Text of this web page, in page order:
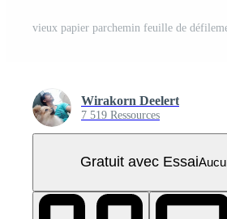
Wirakorn Deelert
7 519 Ressources
Gratuit avec Essai